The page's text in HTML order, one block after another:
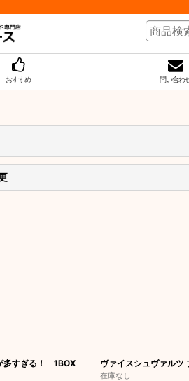
おすすめ 問い合わ
多すぎる！ 1BOX
ヴァイスシュヴァル
在庫なし